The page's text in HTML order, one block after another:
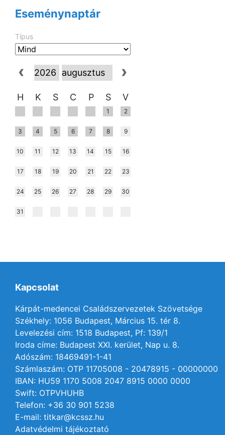
Eseménynaptár
Típus
H K S C P S V
1 2
3 4 5 6 7 8 9
10 11 12 13 14 15 16
17 18 19 20 21 22 23
24 25 26 27 28 29 30
31
Kapcsolat
Kárpát-medencei Családszervezetek Szövetsége
Székhely: 1056 Budapest, Március 15. tér 8.
Levelezési cím: 1518 Budapest, Pf: 139/1
Iroda címe: Budapest XXI. kerület, Nap u. 8.
Adószám: 18469491-1-41
Számlaszám: OTP 11705008 - 20478915 - 00000000
IBAN: HU59 1170 5008 2047 8915 0000 0000
Swift: OTPVHUHB
Telefon: +36 30 901 5238
E-mail: titkar@kcssz.hu
Adatvédelmi tájékoztató